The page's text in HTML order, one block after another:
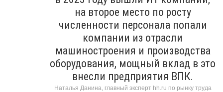
на второе место по росту
численности персонала попали
компании из отрасли
машиностроения и производства
оборудования, мощный вклад в это
внесли предприятия ВПК.
Наталья Данина, главный эксперт hh.ru по рынку труда